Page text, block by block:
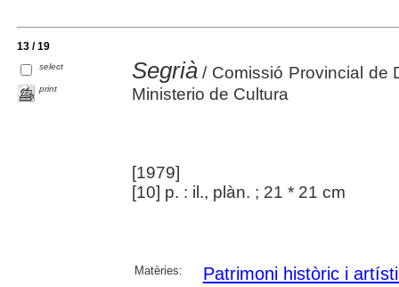
13 / 19
select
print
Segrià/ Comissió Provincial de
Ministerio de Cultura
[1979]
[10] p. : il., plàn. ; 21 * 21 cm
Matèries: Patrimoni històric i